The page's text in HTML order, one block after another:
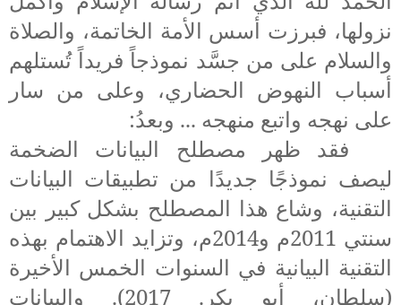
نزولها، فبرزت أسس الأمة الخاتمة، والصلاة
والسلام على من جسَّد نموذجاً فريداً تُستلهم
أسباب النهوض الحضاري، وعلى من سار
على نهجه واتبع منهجه ... وبعدُ:
فقد ظهر مصطلح البيانات الضخمة
ليصف نموذجًا جديدًا من تطبيقات البيانات
التقنية، وشاع هذا المصطلح بشكل كبير بين
سنتي 2011م و2014م، وتزايد الاهتمام بهذه
التقنية البيانية في السنوات الخمس الأخيرة
(سلطان، أبو بكر. 2017 ). والبيانات